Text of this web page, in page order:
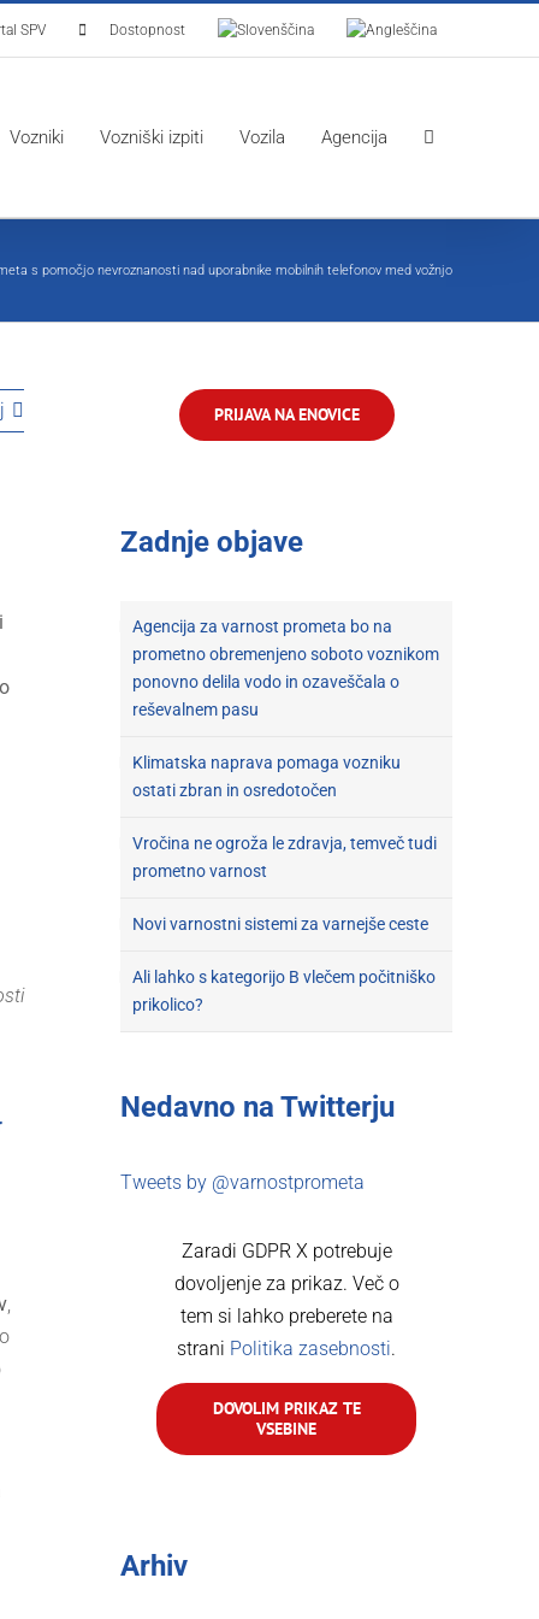
SPV Dostopnost
Vozniki Vozniški izpiti Vozila Agencija
s pomočjo nevroznanosti nad uporabnike mobilnih telefonov med vožnjo
,
PRIJAVA NA ENOVICE
Zadnje objave
Agencija za varnost prometa bo na
prometno obremenjeno soboto voznikom
ponovno delila vodo in ozaveščala o
reševalnem pasu
Klimatska naprava pomaga vozniku
ostati zbran in osredotočen
Vročina ne ogroža le zdravja, temveč tudi
prometno varnost
Novi varnostni sistemi za varnejše ceste
Ali lahko s kategorijo B vlečem počitniško
prikolico?
Nedavno na Twitterju
Tweets by @varnostprometa
Zaradi GDPR X potrebuje
dovoljenje za prikaz. Več o
tem si lahko preberete na
strani Politika zasebnosti.
DOVOLIM PRIKAZ TE
VSEBINE
Arhiv